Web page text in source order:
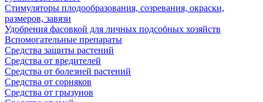
Стимуляторы плодообразования, созревания, окраски,
размеров, завязи
Удобрения фасовкой для личных подсобных хозяйств
Вспомогательные препараты
Средства защиты растений
Средства от вредителей
Средства от болезней растений
Средства от сорняков
Средства от грызунов